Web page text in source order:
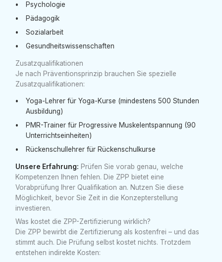
Psychologie
Pädagogik
Sozialarbeit
Gesundheitswissenschaften
Zusatzqualifikationen
Je nach Präventionsprinzip brauchen Sie spezielle
Zusatzqualifikationen:
Yoga-Lehrer für Yoga-Kurse (mindestens 500 Stunden
Ausbildung)
PMR-Trainer für Progressive Muskelentspannung (90
Unterrichtseinheiten)
Rückenschullehrer für Rückenschulkurse
Unsere Erfahrung: Prüfen Sie vorab genau, welche
Kompetenzen Ihnen fehlen. Die ZPP bietet eine
Vorabprüfung Ihrer Qualifikation an. Nutzen Sie diese
Möglichkeit, bevor Sie Zeit in die Konzepterstellung
investieren.
Was kostet die ZPP-Zertifizierung wirklich?
Die ZPP bewirbt die Zertifizierung als kostenfrei – und das
stimmt auch. Die Prüfung selbst kostet nichts. Trotzdem
entstehen indirekte Kosten: